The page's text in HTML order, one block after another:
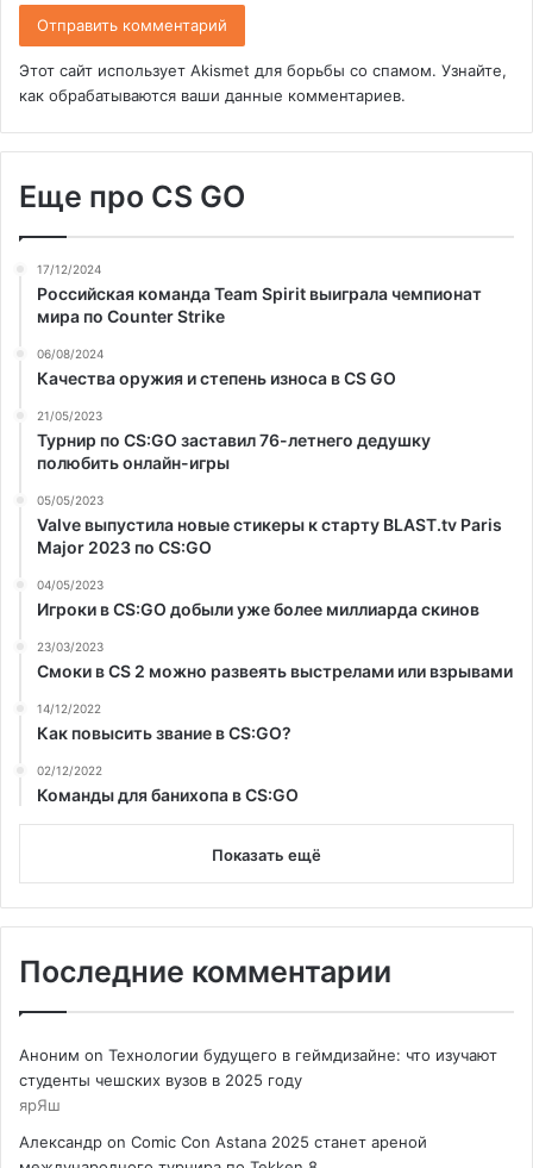
Этот сайт использует Akismet для борьбы со спамом. Узнайте,
как обрабатываются ваши данные комментариев.
Еще про CS GO
17/12/2024
Российская команда Team Spirit выиграла чемпионат
мира по Counter Strike
06/08/2024
Качества оружия и степень износа в CS GO
21/05/2023
Турнир по CS:GO заставил 76-летнего дедушку
полюбить онлайн-игры
05/05/2023
Valve выпустила новые стикеры к старту BLAST.tv Paris
Major 2023 по CS:GO
04/05/2023
Игроки в CS:GO добыли уже более миллиарда скинов
23/03/2023
Смоки в CS 2 можно развеять выстрелами или взрывами
14/12/2022
Как повысить звание в CS:GO?
02/12/2022
Команды для банихопа в CS:GO
Показать ещё
Последние комментарии
Аноним on Технологии будущего в геймдизайне: что изучают
студенты чешских вузов в 2025 году
ярЯш
Александр on Comic Con Astana 2025 станет ареной